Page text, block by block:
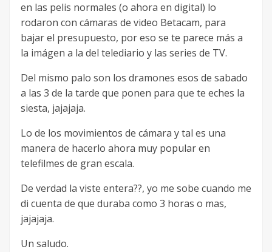
en las pelis normales (o ahora en digital) lo
rodaron con cámaras de video Betacam, para
bajar el presupuesto, por eso se te parece más a
la imágen a la del telediario y las series de TV.
Del mismo palo son los dramones esos de sabado
a las 3 de la tarde que ponen para que te eches la
siesta, jajajaja.
Lo de los movimientos de cámara y tal es una
manera de hacerlo ahora muy popular en
telefilmes de gran escala.
De verdad la viste entera??, yo me sobe cuando me
di cuenta de que duraba como 3 horas o mas,
jajajaja.
Un saludo.